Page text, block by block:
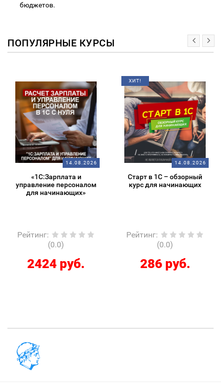
бюджетов.
ПОПУЛЯРНЫЕ КУРСЫ
14.08.2026
«1С:Зарплата и
управление персоналом
для начинающих»
Рейтинг:
(0.0)
2424 руб.
ХИТ!
14.08.2026
Старт в 1С – обзорный
курс для начинающих
Рейтинг:
(0.0)
286 руб.